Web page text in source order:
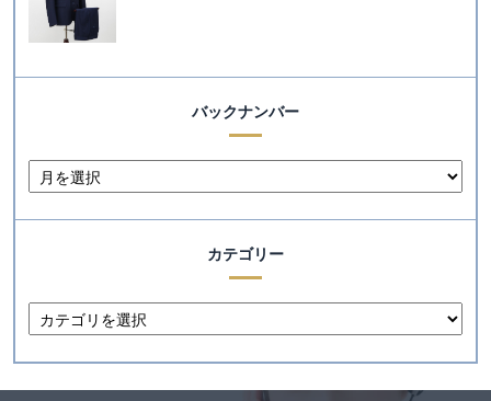
バックナンバー
カテゴリー